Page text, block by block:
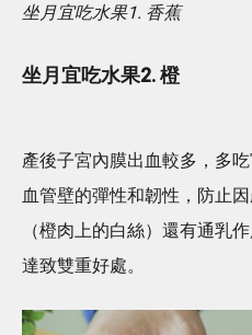
坐月宜吃水果1. 香蕉
坐月宜吃水果2. 橙
產後子宮內膜出血較多，多
血管壁的彈性和韌性，防止
（橙肉上的白絲）還有通乳
達致雙重好處。